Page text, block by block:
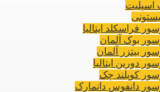
اسپلیت
فراسکلد ایتالیا
بوک آلمان
بیتزر آلمان
دورین ایتالیا
کوپلند چک
دانفوس دانمارک